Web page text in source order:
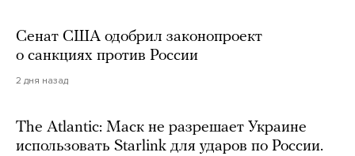
Сенат США одобрил законопроект
о санкциях против России
2 дня назад
The Atlantic: Маск не разрешает Украине
использовать Starlink для ударов по России.